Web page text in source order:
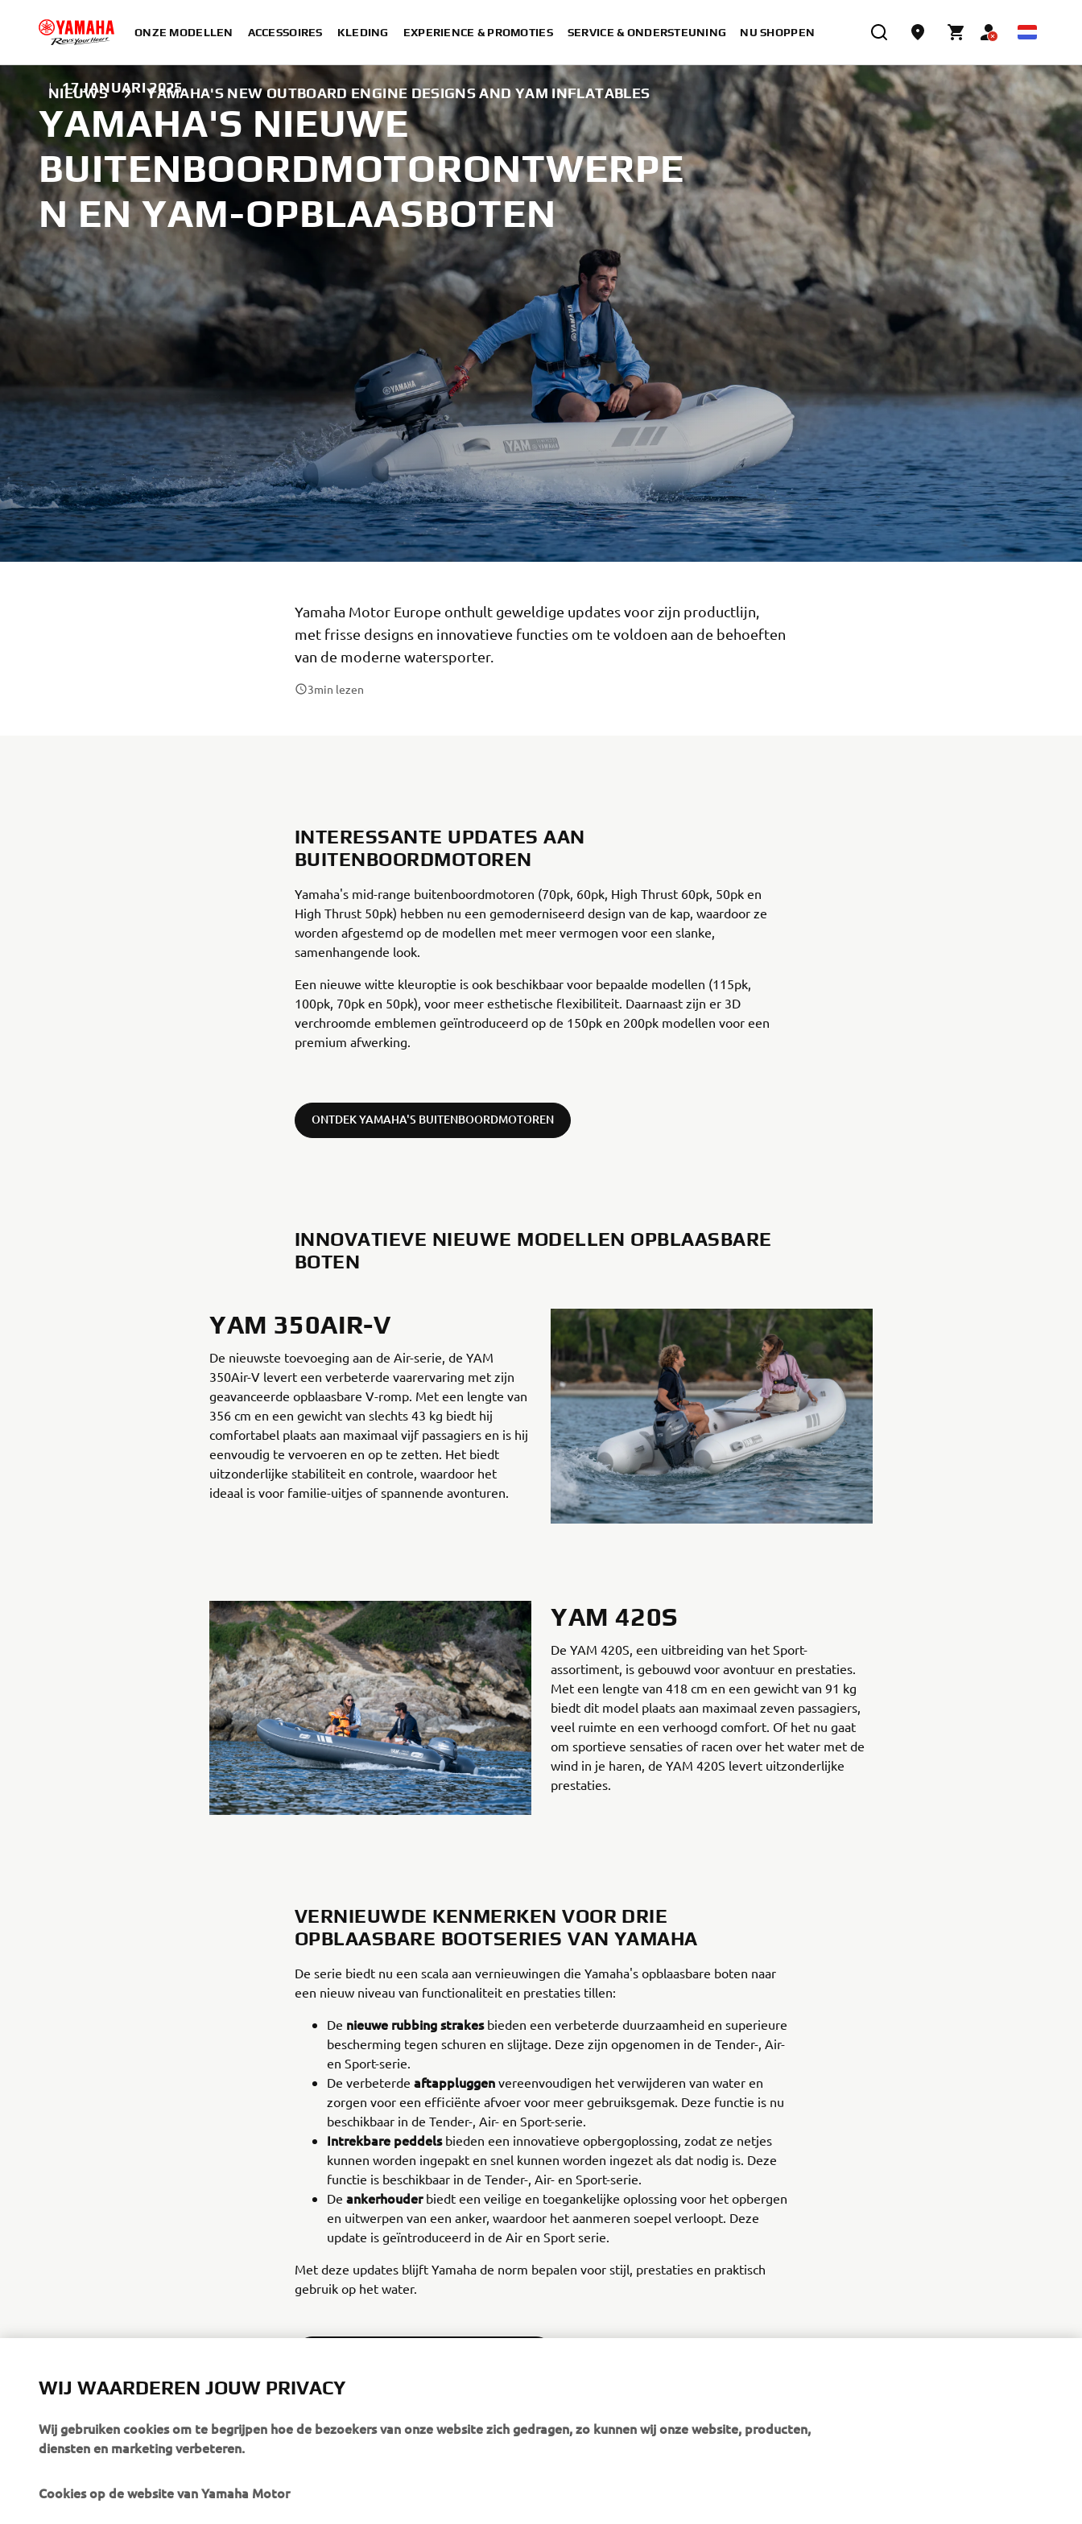
ONZE MODELLEN ACCESSOIRES KLEDING EXPERIENCE & PROMOTIES SERVICE & ONDERSTEUNING NU SHOPPEN
NIEUWS YAMAHA'S NEW OUTBOARD ENGINE DESIGNS AND YAM INFLATABLES
| 17 JANUARI 2025
YAMAHA'S NIEUWE
BUITENBOORDMOTORONTWERPE
N EN YAM-OPBLAASBOTEN
Yamaha Motor Europe onthult geweldige updates voor zijn productlijn,
met frisse designs en innovatieve functies om te voldoen aan de behoeften
van de moderne watersporter.
3min lezen
INTERESSANTE UPDATES AAN
BUITENBOORDMOTOREN
Yamaha's mid-range buitenboordmotoren (70pk, 60pk, High Thrust 60pk, 50pk en
High Thrust 50pk) hebben nu een gemoderniseerd design van de kap, waardoor ze
worden afgestemd op de modellen met meer vermogen voor een slanke,
samenhangende look.
Een nieuwe witte kleuroptie is ook beschikbaar voor bepaalde modellen (115pk,
100pk, 70pk en 50pk), voor meer esthetische flexibiliteit. Daarnaast zijn er 3D
verchroomde emblemen geïntroduceerd op de 150pk en 200pk modellen voor een
premium afwerking.
ONTDEK YAMAHA'S BUITENBOORDMOTOREN
INNOVATIEVE NIEUWE MODELLEN OPBLAASBARE
BOTEN
YAM 350AIR-V
De nieuwste toevoeging aan de Air-serie, de YAM
350Air-V levert een verbeterde vaarervaring met zijn
geavanceerde opblaasbare V-romp. Met een lengte van
356 cm en een gewicht van slechts 43 kg biedt hij
comfortabel plaats aan maximaal vijf passagiers en is hij
eenvoudig te vervoeren en op te zetten. Het biedt
uitzonderlijke stabiliteit en controle, waardoor het
ideaal is voor familie-uitjes of spannende avonturen.
YAM 420S
De YAM 420S, een uitbreiding van het Sport-
assortiment, is gebouwd voor avontuur en prestaties.
Met een lengte van 418 cm en een gewicht van 91 kg
biedt dit model plaats aan maximaal zeven passagiers,
veel ruimte en een verhoogd comfort. Of het nu gaat
om sportieve sensaties of racen over het water met de
wind in je haren, de YAM 420S levert uitzonderlijke
prestaties.
VERNIEUWDE KENMERKEN VOOR DRIE
OPBLAASBARE BOOTSERIES VAN YAMAHA
De serie biedt nu een scala aan vernieuwingen die Yamaha's opblaasbare boten naar
een nieuw niveau van functionaliteit en prestaties tillen:
De nieuwe rubbing strakes bieden een verbeterde duurzaamheid en superieure
bescherming tegen schuren en slijtage. Deze zijn opgenomen in de Tender-, Air-
en Sport-serie.
De verbeterde aftappluggen vereenvoudigen het verwijderen van water en
zorgen voor een efficiënte afvoer voor meer gebruiksgemak. Deze functie is nu
beschikbaar in de Tender-, Air- en Sport-serie.
Intrekbare peddels bieden een innovatieve opbergoplossing, zodat ze netjes
kunnen worden ingepakt en snel kunnen worden ingezet als dat nodig is. Deze
functie is beschikbaar in de Tender-, Air- en Sport-serie.
De ankerhouder biedt een veilige en toegankelijke oplossing voor het opbergen
en uitwerpen van een anker, waardoor het aanmeren soepel verloopt. Deze
update is geïntroduceerd in de Air en Sport serie.
Met deze updates blijft Yamaha de norm bepalen voor stijl, prestaties en praktisch
gebruik op het water.
CORPORATE VOOR BEDRIJVEN
WIJ WAARDEREN JOUW PRIVACY
Wij gebruiken cookies om te begrijpen hoe de bezoekers van onze website zich gedragen, zo kunnen wij onze website, producten,
diensten en marketing verbeteren.
Cookies op de website van Yamaha Motor